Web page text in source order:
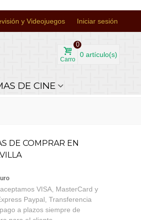
y Videojuegos Iniciar sesión
Carro
0
0 artículo(s)
DE CINE
DE COMPRAR EN
VISA, MasterCard y
Paypal, Transferencia
a plazos siempre de